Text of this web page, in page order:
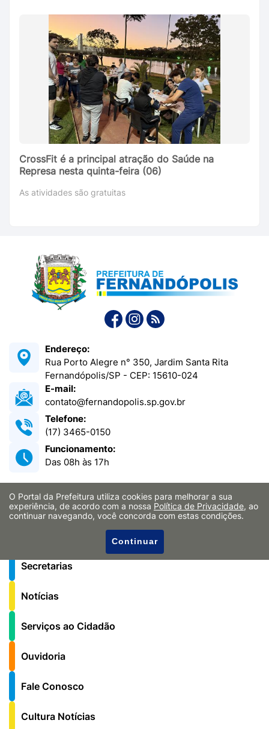
CrossFit é a principal atração do Saúde na
Represa nesta quinta-feira (06)
As atividades são gratuitas
Endereço:
Rua Porto Alegre n° 350, Jardim Santa Rita
Fernandópolis/SP - CEP: 15610-024
E-mail:
contato@fernandopolis.sp.gov.br
Telefone:
(17) 3465-0150
Funcionamento:
Das 08h às 17h
A Cidade
Secretarias
Notícias
Serviços ao Cidadão
Ouvidoria
Fale Conosco
Cultura Notícias
O Portal da Prefeitura utiliza cookies para melhorar a sua
experiência, de acordo com a nossa Política de Privacidade, ao
continuar navegando, você concorda com estas condições.
Continuar